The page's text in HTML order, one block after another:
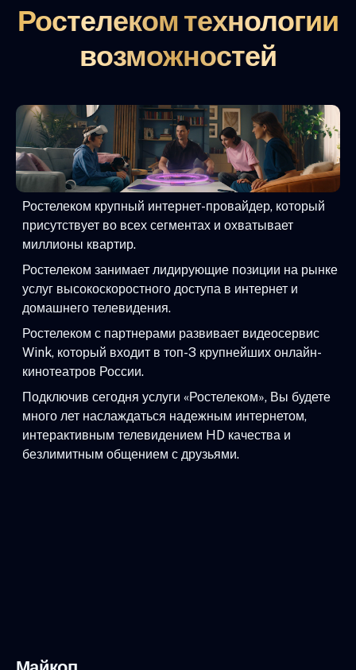
Ростелеком технологии
возможностей
Ростелеком крупный интернет-провайдер, который
присутствует во всех сегментах и охватывает
миллионы квартир.
Ростелеком занимает лидирующие позиции на рынке
услуг высокоскоростного доступа в интернет и
домашнего телевидения.
Ростелеком с партнерами развивает видеосервис
Wink, который входит в топ-3 крупнейших онлайн-
кинотеатров России.
Подключив сегодня услуги «Ростелеком», Вы будете
много лет наслаждаться надежным интернетом,
интерактивным телевидением HD качества и
безлимитным общением с друзьями.